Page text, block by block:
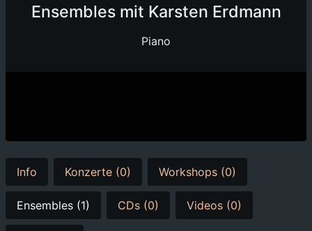
Ensembles mit Karsten Erdmann
Piano
Info Konzerte (0) Workshops (0)
Ensembles (1) CDs (0) Videos (0)